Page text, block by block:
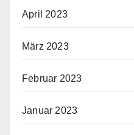
April 2023
März 2023
Februar 2023
Januar 2023